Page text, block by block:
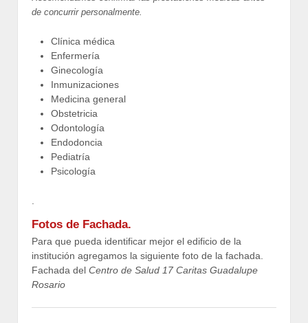
de concurrir personalmente.
Clínica médica
Enfermería
Ginecología
Inmunizaciones
Medicina general
Obstetricia
Odontología
Endodoncia
Pediatría
Psicología
.
Fotos de Fachada.
Para que pueda identificar mejor el edificio de la
institución agregamos la siguiente foto de la fachada.
Fachada del Centro de Salud 17 Caritas Guadalupe
Rosario